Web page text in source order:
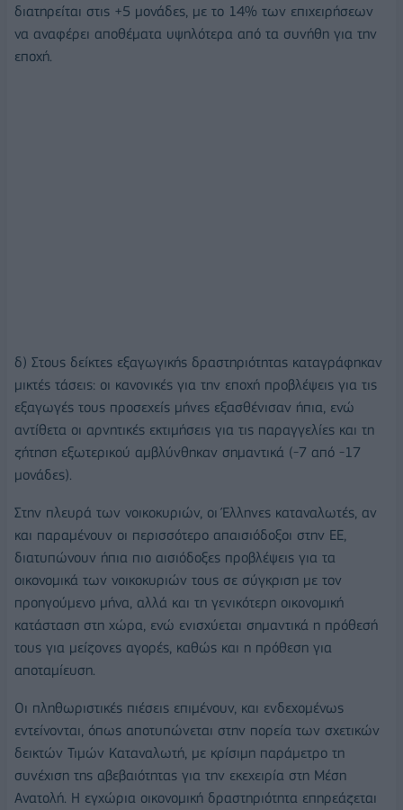
διατηρείται στις +5 μονάδες, με το 14% των επιχειρήσεων
να αναφέρει αποθέματα υψηλότερα από τα συνήθη για την
εποχή.
δ) Στους δείκτες εξαγωγικής δραστηριότητας καταγράφηκαν
μικτές τάσεις: οι κανονικές για την εποχή προβλέψεις για τις
εξαγωγές τους προσεχείς μήνες εξασθένισαν ήπια, ενώ
αντίθετα οι αρνητικές εκτιμήσεις για τις παραγγελίες και τη
ζήτηση εξωτερικού αμβλύνθηκαν σημαντικά (-7 από -17
μονάδες).
Στην πλευρά των νοικοκυριών, οι Έλληνες καταναλωτές, αν
και παραμένουν οι περισσότερο απαισιόδοξοι στην ΕΕ,
διατυπώνουν ήπια πιο αισιόδοξες προβλέψεις για τα
οικονομικά των νοικοκυριών τους σε σύγκριση με τον
προηγούμενο μήνα, αλλά και τη γενικότερη οικονομική
κατάσταση στη χώρα, ενώ ενισχύεται σημαντικά η πρόθεσή
τους για μείζονες αγορές, καθώς και η πρόθεση για
αποταμίευση.
Οι πληθωριστικές πιέσεις επιμένουν, και ενδεχομένως
εντείνονται, όπως αποτυπώνεται στην πορεία των σχετικών
δεικτών Τιμών Καταναλωτή, με κρίσιμη παράμετρο τη
συνέχιση της αβεβαιότητας για την εκεχειρία στη Μέση
Ανατολή. Η εγχώρια οικονομική δραστηριότητα επηρεάζεται